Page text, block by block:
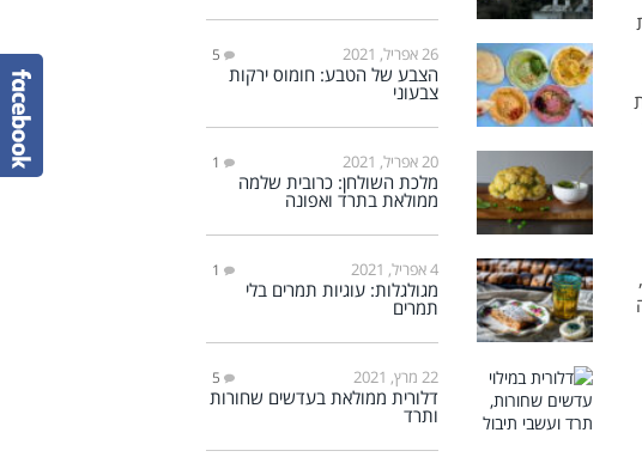
26 אפריל, 2021 5
הצבע של הטבע: חומוס ירקות
צבעוני
20 אפריל, 2021 1
מלכת השולחן: כרובית שלמה
ממולאת בתרד ואפונה
4 אפריל, 2021 1
מגולגלות: עוגיות תמרים בלי
תמרים
22 מרץ, 2021 5
דלורית ממולאת בעדשים שחורות
ותרד